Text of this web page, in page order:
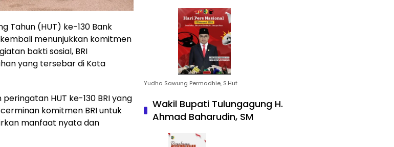
Tahun (HUT) ke-130 Bank
menunjukkan komitmen
bakti sosial, BRI
yang tersebar di Kota
HUT ke-130 BRI yang
komitmen BRI untuk
manfaat nyata dan
Yudha Sawung Permadhie, S.Hut
Wakil Bupati Tulungagung H.
Ahmad Baharudin, SM